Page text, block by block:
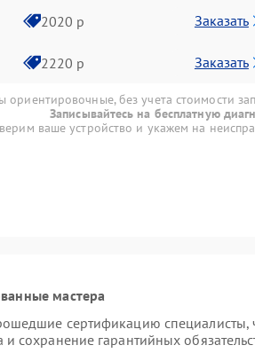
2020 р Заказать
2220 р Заказать
ориентировочные, без учета стоимости
Записывайтесь на бесплатную
ваше устройство и укажем на
мастера
сертификацию специалисты,
сохранение гарантийных